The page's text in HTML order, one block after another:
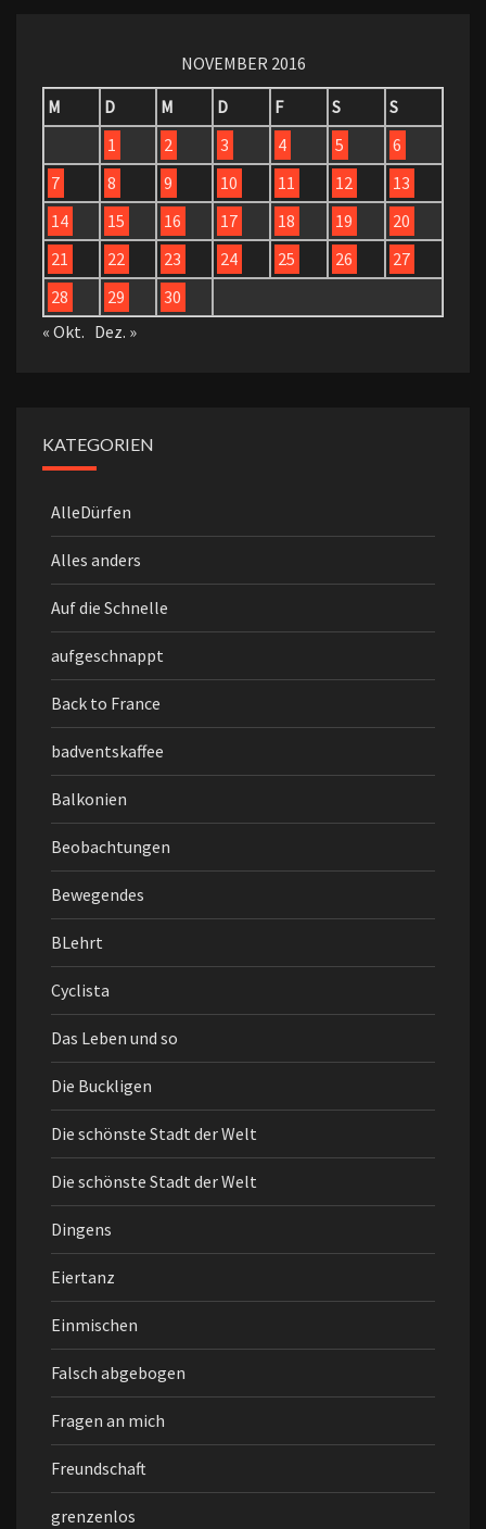
NOVEMBER 2016
M
D M D F S
S
1
2 3 4 5
6
7
8 9 10 11 12
13
14
15 16 17 18 19
20
21
22 23 24 25 26
27
28
29
30
« Okt. Dez. »
KATEGORIEN
AlleDürfen
Alles anders
Auf die Schnelle
aufgeschnappt
Back to France
badventskaffee
Balkonien
Beobachtungen
Bewegendes
BLehrt
Cyclista
Das Leben und so
Die Buckligen
Die schönste Stadt der Welt
Die schönste Stadt der Welt
Dingens
Eiertanz
Einmischen
Falsch abgebogen
Fragen an mich
Freundschaft
grenzenlos